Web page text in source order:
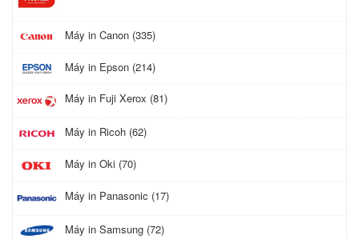
Máy in Canon (335)
Máy in Epson (214)
Máy in Fuji Xerox (81)
Máy in Ricoh (62)
Máy in Oki (70)
Máy in Panasonic (17)
Máy in Samsung (72)